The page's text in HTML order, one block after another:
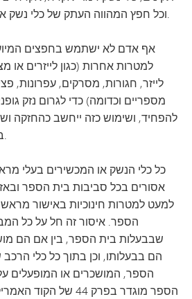
וכל חפץ המהווה העתק של כלי נשק אמיתי.
אף אדם לא ישתמש בחפצים
למטרות אחרות (כגון לייזרים או
לייזר, חגורות, מסרקים, עפרונות,
מספריים וכדומה) כדי לגרום נזק
להפחיד, ושימוש כזה ייחשב כהחזקה
בנשק.
כל כלי הנשק או המכשירים בעלי
אסורים בכל סביבות בית הספר
למעט למטרות חינוכיות באישור
הספר. איסור זה חל על כל
שבבעלות בית הספר, בין אם הם
הם בבעלותו, וכן בתוך כל כלי
הספר, המושכרים או המופעלים על
הספר מוגדר בפרק 44 של